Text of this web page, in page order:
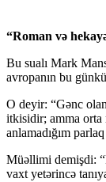
“Roman və
Bu sualı Mark
avropanın bu
O deyir: “Gənc
itkisidir; amma
anlamadığım
Müəllimi demişdi:
vaxt yetərincə